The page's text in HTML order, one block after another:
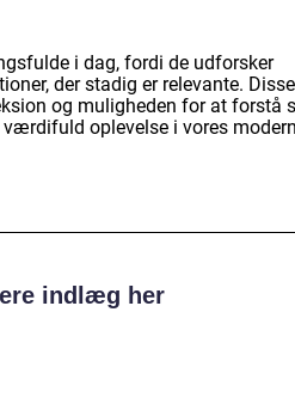
i dag, fordi de udforsker
der stadig er relevante. Disse
og muligheden for at forstå
værdifuld oplevelse i vores
indlæg her